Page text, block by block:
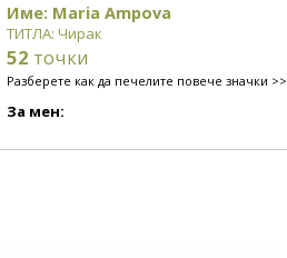
Име: Maria Ampova
ТИТЛА: Чирак
52 точки
Разберете как да печелите повече значки >>
За мен: